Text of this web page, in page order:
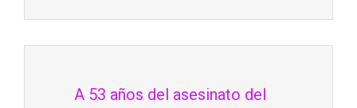
A 53 años del asesinato del